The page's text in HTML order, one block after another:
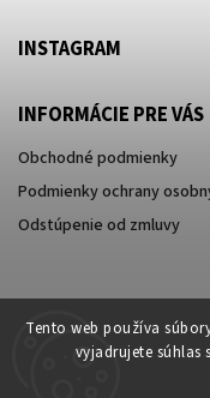
Tento web používa
vyjadrujete súhlas
INSTAGRAM
INFORMÁCIE PRE VÁS
Obchodné podmienky
Podmienky ochrany
Odstúpenie od zmluvy